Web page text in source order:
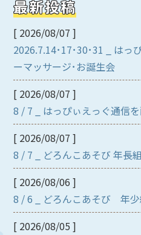
最新投稿
[ 2026/08/07 ]
2026.7.14･17･30･31 _ はっ
ーマッサージ･お誕生会
[ 2026/08/07 ]
8 / 7 _ はっぴぃえっぐ通信
[ 2026/08/07 ]
8 / 7 _ どろんこあそび 年長組
[ 2026/08/06 ]
8 / 6 _ どろんこあそび 年少
[ 2026/08/05 ]